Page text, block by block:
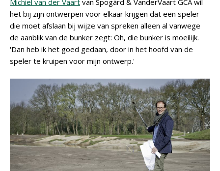
Michiel van der Vaart van Spogárd & VanderVaart GCA wil
het bij zijn ontwerpen voor elkaar krijgen dat een speler
die moet afslaan bij wijze van spreken alleen al vanwege
de aanblik van de bunker zegt: Oh, die bunker is moeilijk.
'Dan heb ik het goed gedaan, door in het hoofd van de
speler te kruipen voor mijn ontwerp.'